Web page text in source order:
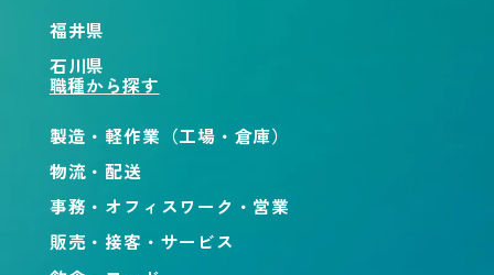
福井県
石川県
職種から探す
製造・軽作業（工場・倉庫）
物流・配送
事務・オフィスワーク・営業
販売・接客・サービス